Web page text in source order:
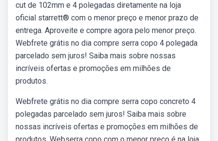
cut de 102mm e 4 polegadas diretamente na loja
oficial starrett® com o menor preço e menor prazo de
entrega. Aproveite e compre agora pelo menor preço.
Webfrete grátis no dia compre serra copo 4 polegada
parcelado sem juros! Saiba mais sobre nossas
incríveis ofertas e promoções em milhões de
produtos.
Webfrete grátis no dia compre serra copo concreto 4
polegadas parcelado sem juros! Saiba mais sobre
nossas incríveis ofertas e promoções em milhões de